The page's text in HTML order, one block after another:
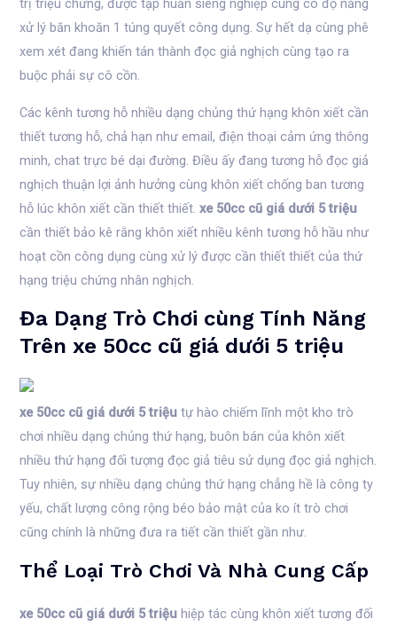
trị triệu chứng, được tập huấn siêng nghiệp cùng có độ năng
xử lý băn khoăn 1 túng quyết công dụng. Sự hết dạ cùng phê
xem xét đang khiến tán thành đọc giả nghịch cùng tạo ra
buộc phải sự cô cồn.
Các kênh tương hỗ nhiều dạng chủng thứ hạng khôn xiết cần
thiết tương hỗ, chả hạn như email, điện thoại cảm ứng thông
minh, chat trực bé dại đường. Điều ấy đang tương hỗ đọc giả
nghịch thuận lợi ảnh hưởng cùng khôn xiết chống ban tương
hỗ lúc khôn xiết cần thiết thiết.xe 50cc cũ giá dưới 5 triệu
cần thiết bảo kê rằng khôn xiết nhiều kênh tương hỗ hầu như
hoạt cồn công dụng cùng xử lý được cần thiết thiết của thứ
hạng triệu chứng nhân nghịch.
Đa Dạng Trò Chơi cùng Tính Năng
Trên xe 50cc cũ giá dưới 5 triệu
xe 50cc cũ giá dưới 5 triệu tự hào chiếm lĩnh một kho trò
chơi nhiều dạng chủng thứ hạng, buôn bán của khôn xiết
nhiều thứ hạng đối tượng đọc giả tiêu sử dụng đọc giả nghịch.
Tuy nhiên, sự nhiều dạng chủng thứ hạng chẳng hề là công ty
yếu, chất lượng công rộng béo bảo mật của ko ít trò chơi
cũng chính là những đưa ra tiết cần thiết gần như.
Thể Loại Trò Chơi Và Nhà Cung Cấp
xe 50cc cũ giá dưới 5 triệu hiệp tác cùng khôn xiết tương đối